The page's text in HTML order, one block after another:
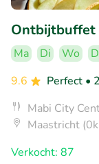
Ontbijtbuffet
Ma Di Wo
9.6
Perfect •
Mabi City
Maastricht
Verkocht: 87